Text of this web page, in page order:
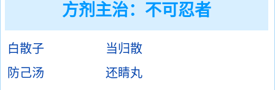
方剂主治： 不可忍者
白散子
当归散
防己汤
还睛丸